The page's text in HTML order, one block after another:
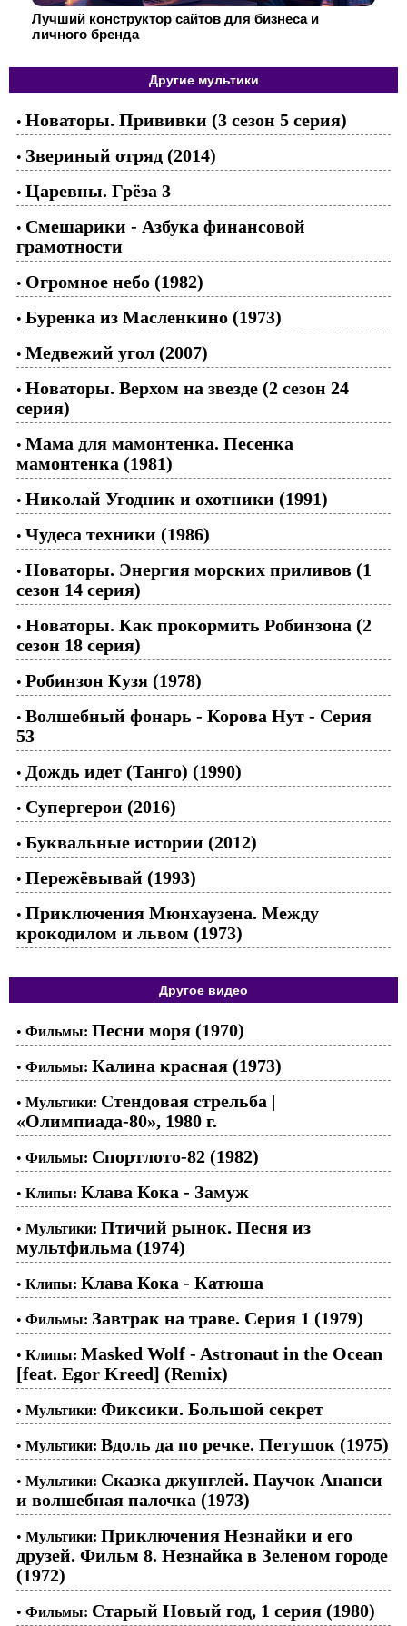
Лучший конструктор сайтов для бизнеса и
личного бренда
Другие мультики
• Новаторы. Прививки (3 сезон 5 серия)
• Звериный отряд (2014)
• Царевны. Грёза 3
• Смешарики - Азбука финансовой
грамотности
• Огромное небо (1982)
• Буренка из Масленкино (1973)
• Медвежий угол (2007)
• Новаторы. Верхом на звезде (2 сезон 24
серия)
• Мама для мамонтенка. Песенка
мамонтенка (1981)
• Николай Угодник и охотники (1991)
• Чудеса техники (1986)
• Новаторы. Энергия морских приливов (1
сезон 14 серия)
• Новаторы. Как прокормить Робинзона (2
сезон 18 серия)
• Робинзон Кузя (1978)
• Волшебный фонарь - Корова Нут - Серия
53
• Дождь идет (Танго) (1990)
• Супергерои (2016)
• Буквальные истории (2012)
• Пережёвывай (1993)
• Приключения Мюнхаузена. Между
крокодилом и львом (1973)
Другое видео
• Фильмы: Песни моря (1970)
• Фильмы: Калина красная (1973)
• Мультики: Стендовая стрельба |
«Олимпиада-80», 1980 г.
• Фильмы: Спортлото-82 (1982)
• Клипы: Клава Кока - Замуж
• Мультики: Птичий рынок. Песня из
мультфильма (1974)
• Клипы: Клава Кока - Катюша
• Фильмы: Завтрак на траве. Серия 1 (1979)
• Клипы: Masked Wolf - Astronaut in the Ocean
[feat. Egor Kreed] (Remix)
• Мультики: Фиксики. Большой секрет
• Мультики: Вдоль да по речке. Петушок (1975)
• Мультики: Сказка джунглей. Паучок Ананси
и волшебная палочка (1973)
• Мультики: Приключения Незнайки и его
друзей. Фильм 8. Незнайка в Зеленом городе
(1972)
• Фильмы: Старый Новый год, 1 серия (1980)